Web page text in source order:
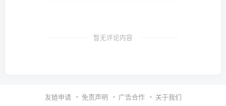
暂无评论内容
友链申请 免责声明 广告合作 关于我们